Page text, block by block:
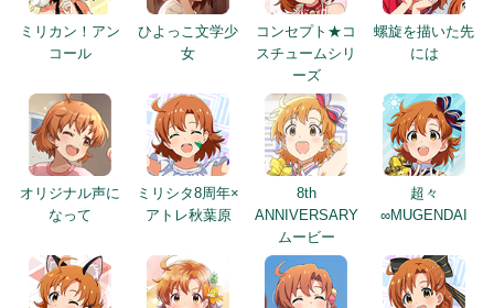
ミリカン！アン
コール
ひよっこ文学少
女
コンセプト★コ
スチュームシリ
ーズ
螺旋を描いた先
には
オリジナル声に
なって
ミリシタ8周年×
アトレ秋葉原
8th
ANNIVERSARY
ムービー
超々
∞MUGENDAI